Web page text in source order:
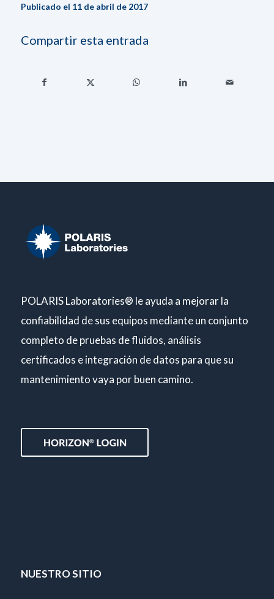
Publicado el 11 de abril de 2017
Compartir esta entrada
POLARIS Laboratories® le ayuda a mejorar la
confiabilidad de sus equipos mediante un conjunto
completo de pruebas de fluidos, análisis
certificados e integración de datos para que su
mantenimiento vaya por buen camino.
NUESTRO SITIO